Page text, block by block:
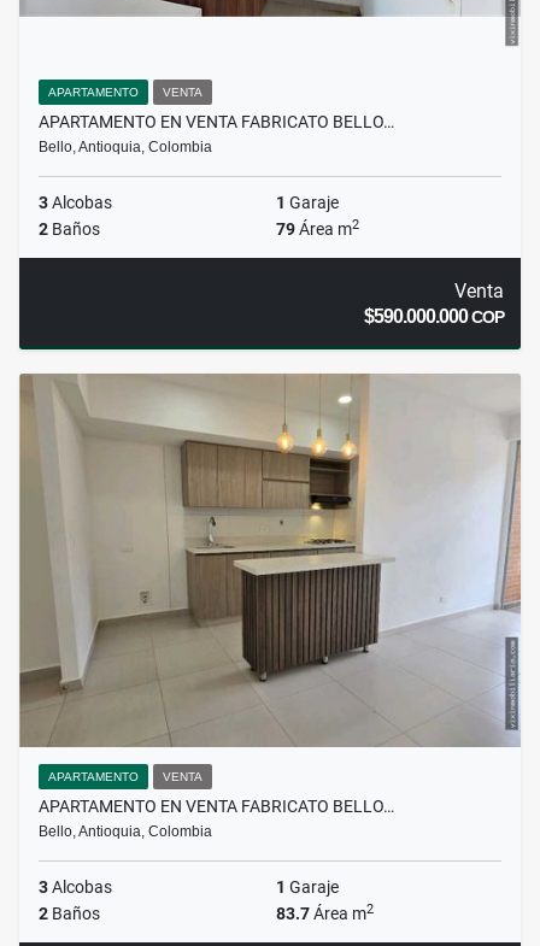
APARTAMENTO VENTA
APARTAMENTO EN VENTA FABRICATO BELLO…
Bello, Antioquia, Colombia
3Alcobas 1 Garaje
2 Baños 79Área m2
Venta
$590.000.000COP
APARTAMENTO VENTA
APARTAMENTO EN VENTA FABRICATO BELLO…
Bello, Antioquia, Colombia
3Alcobas 1 Garaje
2 Baños 83.7Área m2